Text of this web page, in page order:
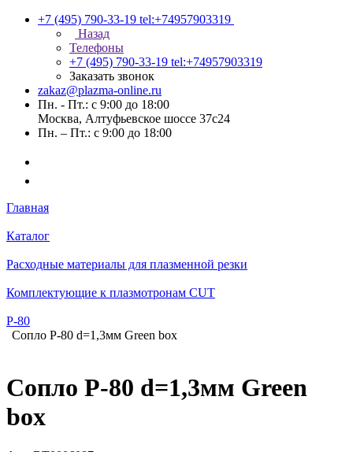
+7 (495) 790-33-19 tel:+74957903319
Назад
Телефоны
+7 (495) 790-33-19 tel:+74957903319
Заказать звонок
zakaz@plazma-online.ru
Пн. - Пт.: с 9:00 до 18:00
Москва, Алтуфьевское шоссе 37с24
Пн. – Пт.: с 9:00 до 18:00
Главная
Каталог
Расходные материалы для плазменной резки
Комплектующие к плазмотронам CUT
Р-80
Сопло Р-80 d=1,3мм Green box
Сопло Р-80 d=1,3мм Green
box